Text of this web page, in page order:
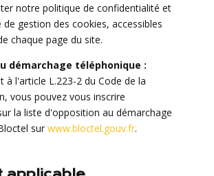
notre politique de confidentialité et
gestion des cookies, accessibles
chaque page du site.
démarchage téléphonique :
à l'article L.223-2 du Code de la
vous pouvez vous inscrire
la liste d'opposition au démarchage
sur www.bloctel.gouv.fr.